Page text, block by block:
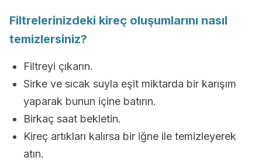
Filtrelerinizdeki kireç oluşumlarını nasıl
temizlersiniz?
Filtreyi çıkarın.
Sirke ve sıcak suyla eşit miktarda bir karışım
yaparak bunun içine batırın.
Birkaç saat bekletin.
Kireç artıkları kalırsa bir iğne ile temizleyerek
atın.